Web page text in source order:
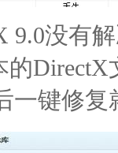
9.0没有
的
一键修